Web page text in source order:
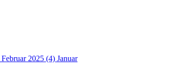
Februar 2025 (4) Januar